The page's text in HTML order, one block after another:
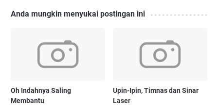
Anda mungkin menyukai postingan ini
Oh Indahnya Saling
Membantu
Upin-Ipin, Timnas dan Sinar
Laser